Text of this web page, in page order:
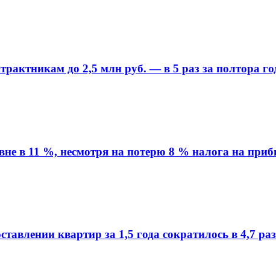
до 2,5 млн руб. — в 5 раз за полтора
в 11 %, несмотря на потерю 8 % налога на
квартир за 1,5 года сократилось в 4,7